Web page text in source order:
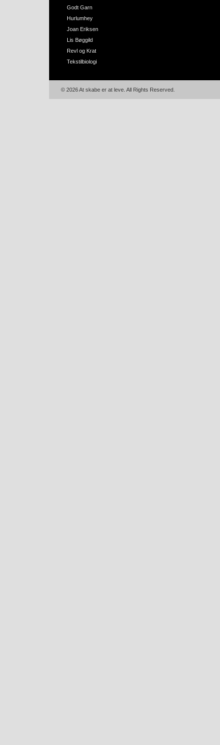
Godt Garn
Hurlumhey
Joan Eriksen
Lis Bøggild
Revl og Krat
Tekstilbiologi
© 2026 At skabe er at leve. All Rights Reserved.